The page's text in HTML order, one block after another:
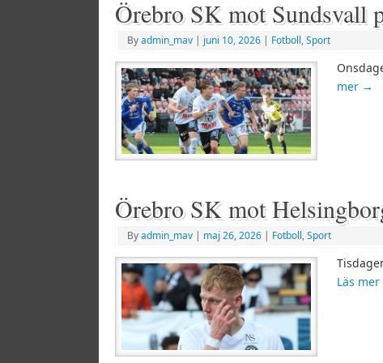
Örebro SK mot Sundsvall
Byadmin_mav | juni 10, 2026 | Fotboll,Sport
mer →
Örebro SK mot
Byadmin_mav | maj 26, 2026 | Fotboll,Sport
Läs mer